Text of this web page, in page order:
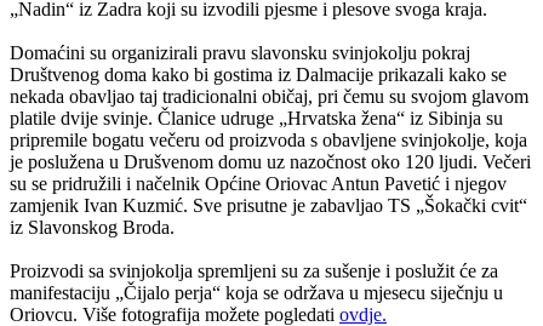
„Nadin“ iz Zadra koji su izvodili pjesme i plesove svoga kraja.
Domaćini su organizirali pravu slavonsku svinjokolju pokraj
Društvenog doma kako bi gostima iz Dalmacije prikazali kako se
nekada obavljao taj tradicionalni običaj, pri čemu su svojom glavom
platile dvije svinje. Članice udruge „Hrvatska žena“ iz Sibinja su
pripremile bogatu večeru od proizvoda s obavljene svinjokolje, koja
je poslužena u Drušvenom domu uz nazočnost oko 120 ljudi. Večeri
su se pridružili i načelnik Općine Oriovac Antun Pavetić i njegov
zamjenik Ivan Kuzmić. Sve prisutne je zabavljao TS „Šokački cvit“
iz Slavonskog Broda.
Proizvodi sa svinjokolja spremljeni su za sušenje i poslužit će za
manifestaciju „Čijalo perja“ koja se održava u mjesecu siječnju u
Oriovcu. Više fotografija možete pogledati ovdje.